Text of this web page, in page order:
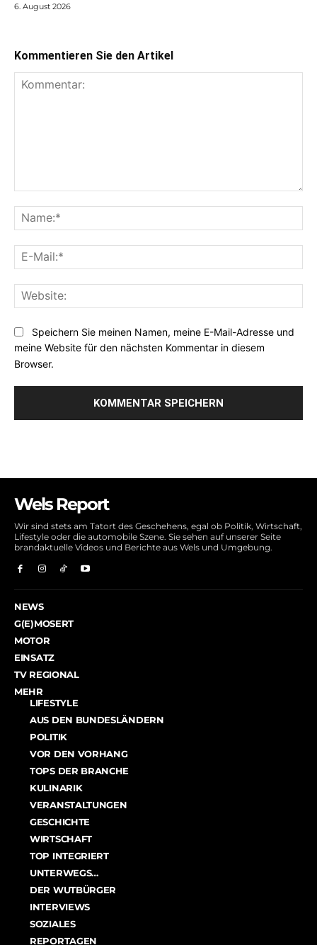
6. August 2026
Kommentieren Sie den Artikel
Speichern Sie meinen Namen, meine E-Mail-Adresse und
meine Website für den nächsten Kommentar in diesem
Browser.
Wels Report
Wir sind stets am Tatort des Geschehens, egal ob Politik, Wirtschaft,
Lifestyle oder die automobile Szene. Sie sehen auf unserer Seite
brandaktuelle Videos und Berichte aus Wels und Umgebung.
NEWS
G(E)MOSERT
MOTOR
EINSATZ
TV REGIONAL
MEHR
LIFESTYLE
AUS DEN BUNDESLÄNDERN
POLITIK
VOR DEN VORHANG
TOPS DER BRANCHE
KULINARIK
VERANSTALTUNGEN
GESCHICHTE
WIRTSCHAFT
TOP INTEGRIERT
UNTERWEGS…
DER WUTBÜRGER
INTERVIEWS
SOZIALES
REPORTAGEN